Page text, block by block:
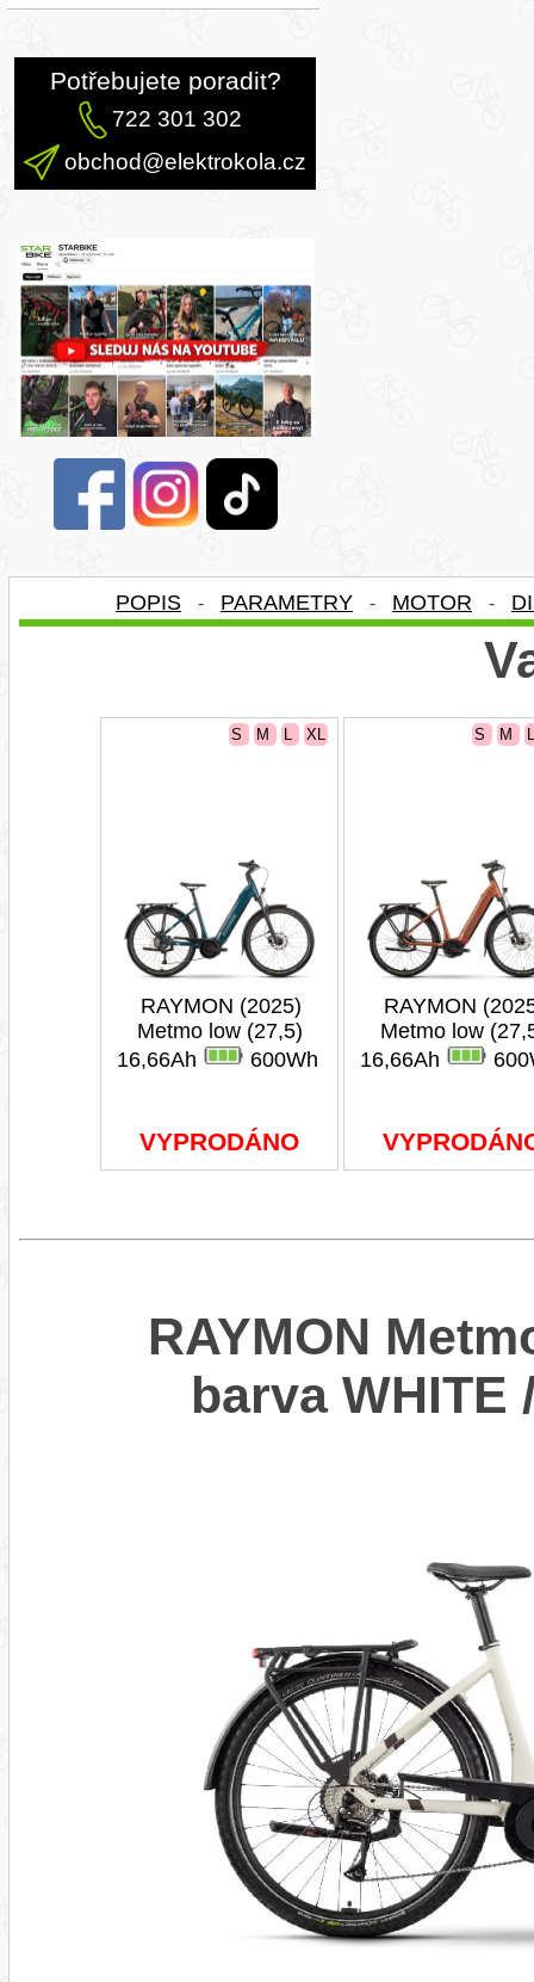
Potřebujete poradit?
722 301 302
obchod@elektrokola.cz
POPIS - PARAMETRY - MOTOR -
S M L XL
RAYMON (2025)
Metmo low (27,5)
16,66Ah
600Wh
VYPRODÁNO
S M
RAYMON
Metmo low
16,66Ah
RAYMON
barva WHITE